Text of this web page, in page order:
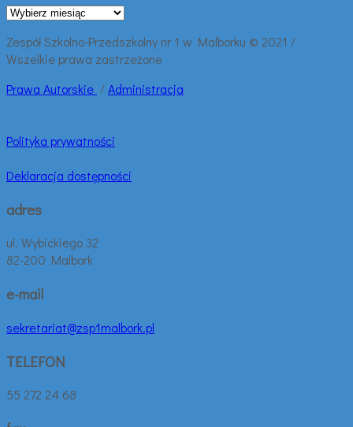
Archiwalne
Zespół Szkolno-Przedszkolny nr 1 w Malborku © 2021 /
Wszelkie prawa zastrzeżone
Prawa Autorskie /Administracja
Polityka prywatności
Deklaracja dostępności
adres
ul. Wybickiego 32
82-200 Malbork
e-mail
sekretariat@zsp1malbork.pl
TELEFON
55 272 24 68